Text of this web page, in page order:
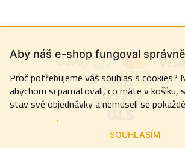
Aby náš e-shop fungoval správně
Proč potřebujeme váš souhlas s cookies?
abychom si pamatovali, co máte v košíku,
stav své objednávky a nemuseli se
SOUHLASÍM